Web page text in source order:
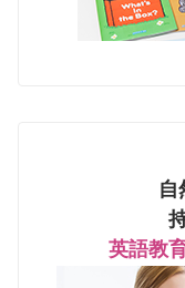
自
英語教